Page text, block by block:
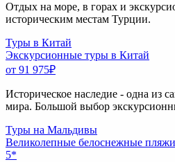
Отдых на море, в горах и
историческим местам Турции.
Туры в Китай
Экскурсионные туры в Китай
от 91 975₽
Историческое наследие - одна из
мира. Большой выбор
Туры на Мальдивы
Великолепные белоснежные
5*